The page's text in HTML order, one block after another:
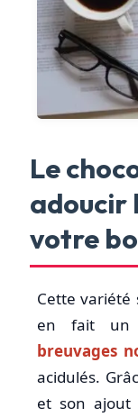
Le
adoucir
votre
Cette variété
en fait un
breuvages
acidulés.
et son ajout